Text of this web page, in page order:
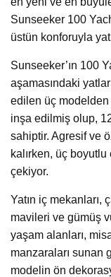
Sunseeker 100
üstün konforuyla yat
Sunseeker’ın 100
aşamasındaki
edilen üç modelden
inşa edilmiş olup,
sahiptir. Agresif ve
kalırken, üç
çekiyor.
Yatın iç mekanları,
mavileri ve gümüş
yaşam alanları,
manzaraları sunan
modelin ön